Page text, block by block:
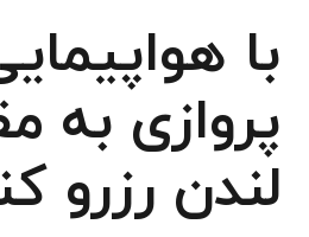
با
پروازی به
لندن رزرو